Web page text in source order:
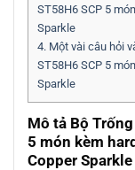
ST58H6 SCP 5
Sparkle
4. Một vài câu hỏi
ST58H6 SCP 5
Sparkle
Mô tả Bộ
5 món kèm
Copper Sparkle